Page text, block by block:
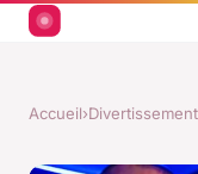
Accueil›Divertissement